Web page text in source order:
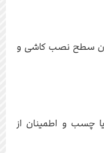
سطح نصب کاشی و
چسب و اطمینان از